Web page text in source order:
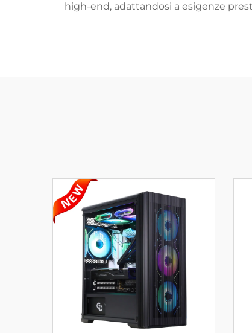
high-end, adattandosi a esigenze